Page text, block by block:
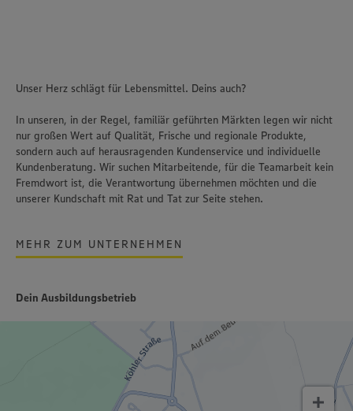
Unser Herz schlägt für Lebensmittel. Deins auch?
In unseren, in der Regel, familiär geführten Märkten legen wir nicht
nur großen Wert auf Qualität, Frische und regionale Produkte,
sondern auch auf herausragenden Kundenservice und individuelle
Kundenberatung. Wir suchen Mitarbeitende, für die Teamarbeit kein
Fremdwort ist, die Verantwortung übernehmen möchten und die
unserer Kundschaft mit Rat und Tat zur Seite stehen.
MEHR ZUM UNTERNEHMEN
Dein Ausbildungsbetrieb